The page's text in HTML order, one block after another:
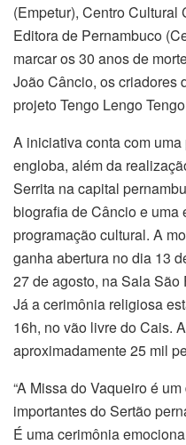
(Empetur), Centro
Editora de Pernambuco
marcar os 30 anos de
João Câncio, os criadores
projeto Tengo Lengo
A iniciativa conta com
engloba, além da
Serrita na capital
biografia de Câncio e uma
programação cultural. A
ganha abertura no dia 13
27 de agosto, na Sala
Já a cerimônia religiosa
16h, no vão livre do Cais.
aproximadamente 25 mil
“A Missa do Vaqueiro é
importantes do Sertão
É uma cerimônia